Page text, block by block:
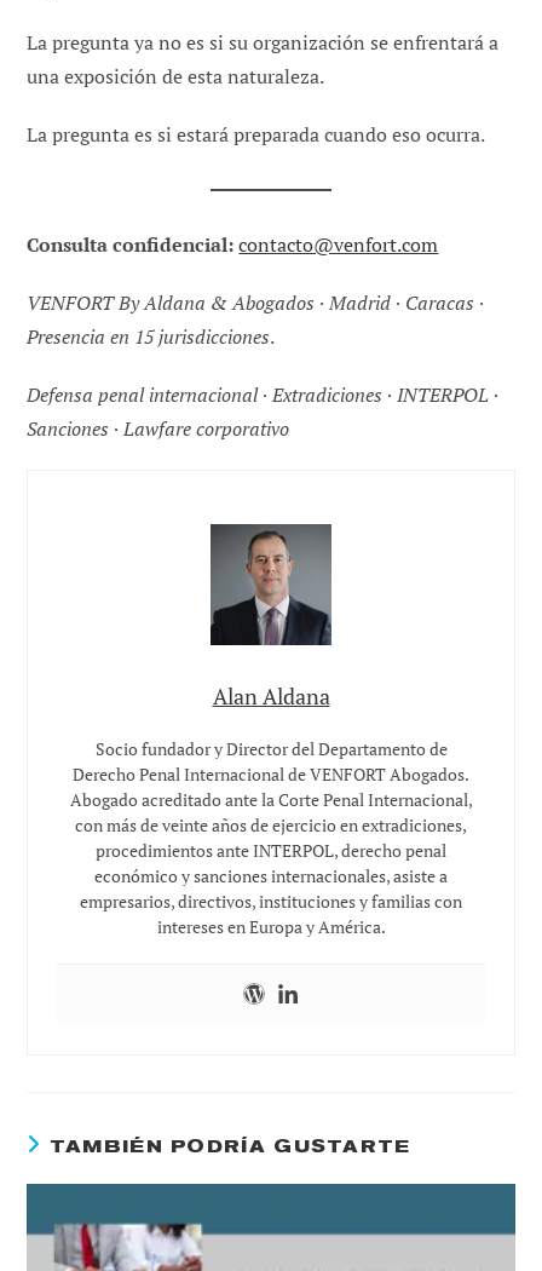
La pregunta ya no es si su organización se enfrentará a
una exposición de esta naturaleza.
La pregunta es si estará preparada cuando eso ocurra.
Consulta confidencial: contacto@venfort.com
VENFORT By Aldana & Abogados · Madrid · Caracas ·
Presencia en 15 jurisdicciones.
Defensa penal internacional · Extradiciones · INTERPOL ·
Sanciones · Lawfare corporativo
Alan Aldana
Socio fundador y Director del Departamento de
Derecho Penal Internacional de VENFORT Abogados.
Abogado acreditado ante la Corte Penal Internacional,
con más de veinte años de ejercicio en extradiciones,
procedimientos ante INTERPOL, derecho penal
económico y sanciones internacionales, asiste a
empresarios, directivos, instituciones y familias con
intereses en Europa y América.
TAMBIÉN PODRÍA GUSTARTE